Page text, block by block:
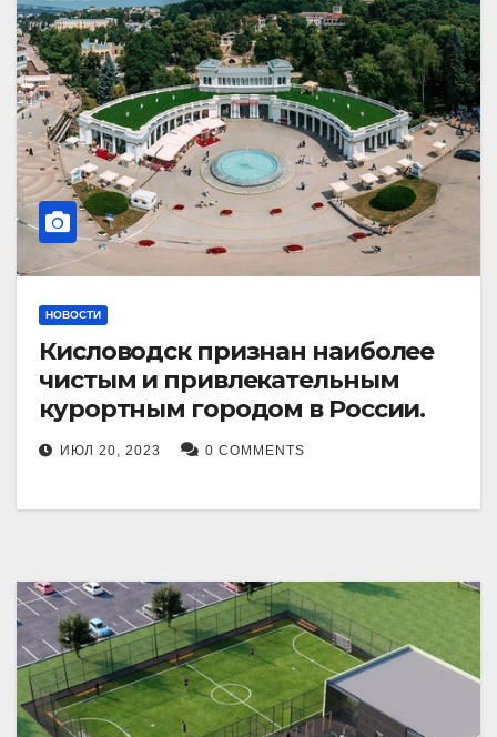
НОВОСТИ
Кисловодск признан наиболее
чистым и привлекательным
курортным городом в России.
ИЮЛ 20, 2023 0 COMMENTS